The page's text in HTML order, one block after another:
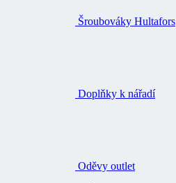
Šroubováky Hultafors
Doplňky k nářadí
Oděvy outlet